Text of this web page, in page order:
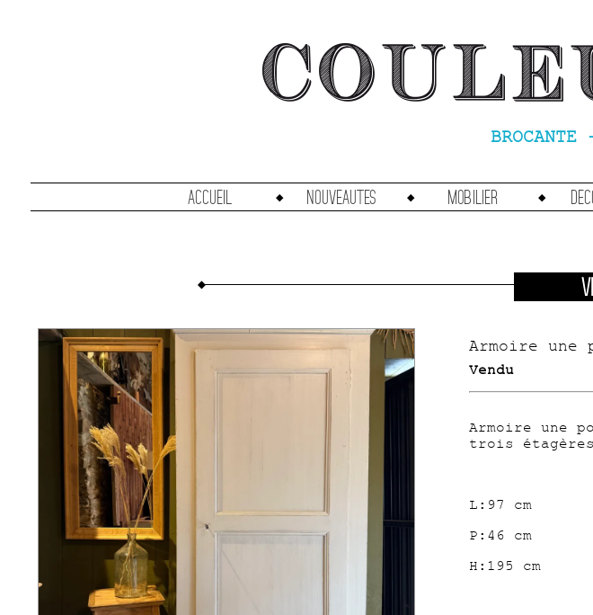
accueil Nouveautes Mobilier
Armoire une
Vendu
Armoire une
trois
L:97 cm
P:46 cm
H:195 cm